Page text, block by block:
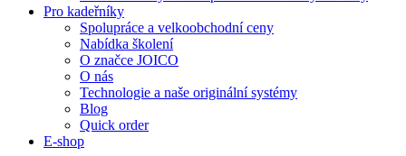
Pro kadeřníky
Spolupráce a velkoobchodní ceny
Nabídka školení
O značce JOICO
O nás
Technologie a naše originální systémy
Blog
Quick order
E-shop